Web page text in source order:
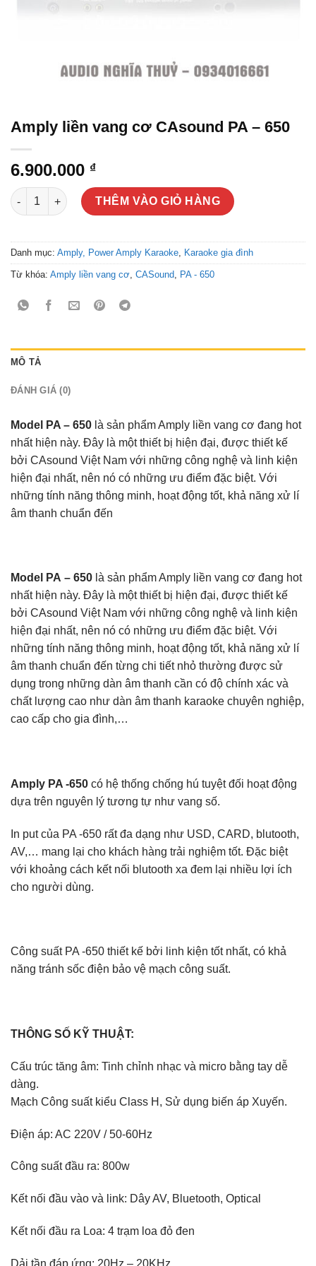
Amply liền vang cơ CAsound PA – 650
6.900.000 ₫
Amply liền vang cơ CAsound PA - 650 số lượng
THÊM VÀO GIỎ HÀNG
Danh mục: Amply, Power Amply Karaoke Karaoke gia đình
Từ khóa: Amply liền vang cơ CASound PA - 650
MÔ TẢ
ĐÁNH GIÁ (0)
Model PA – 650 là sản phẩm Amply liền vang cơ đang hot
nhất hiện này. Đây là một thiết bị hiện đại, được thiết kế
bởi CAsound Việt Nam với những công nghệ và linh kiện
hiện đại nhất, nên nó có những ưu điểm đặc biệt. Với
những tính năng thông minh, hoạt động tốt, khả năng xử lí
âm thanh chuẩn đến
Model PA – 650 là sản phẩm Amply liền vang cơ đang hot
nhất hiện này. Đây là một thiết bị hiện đại, được thiết kế
bởi CAsound Việt Nam với những công nghệ và linh kiện
hiện đại nhất, nên nó có những ưu điểm đặc biệt. Với
những tính năng thông minh, hoạt động tốt, khả năng xử lí
âm thanh chuẩn đến từng chi tiết nhỏ thường được sử
dụng trong những dàn âm thanh cần có độ chính xác và
chất lượng cao như dàn âm thanh karaoke chuyên nghiệp,
cao cấp cho gia đình,…
Amply PA -650 có hệ thống chống hú tuyệt đối hoạt động
dựa trên nguyên lý tương tự như vang số.
In put của PA -650 rất đa dạng như USD, CARD, blutooth,
AV,… mang lại cho khách hàng trải nghiệm tốt. Đặc biệt
với khoảng cách kết nối blutooth xa đem lại nhiều lợi ích
cho người dùng.
Công suất PA -650 thiết kế bởi linh kiện tốt nhất, có khả
năng tránh sốc điện bảo vệ mạch công suất.
THÔNG SỐ KỸ THUẬT:
Cấu trúc tăng âm: Tinh chỉnh nhạc và micro bằng tay dễ
dàng.
Mạch Công suất kiểu Class H, Sử dụng biến áp Xuyến.
Điện áp: AC 220V / 50-60Hz
Công suất đầu ra: 800w
Kết nối đầu vào và link: Dây AV, Bluetooth, Optical
Kết nối đầu ra Loa: 4 trạm loa đỏ đen
Dải tần đáp ứng: 20Hz – 20KHz